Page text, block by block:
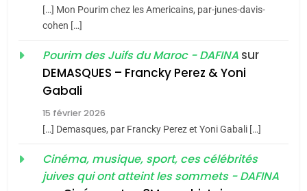
«Tu dis génocide, je dis
guerre»: La nouvelle
Tout sur la Nostalgie
SOUVENIRS
[…] Mon Pourim chez les Americains, par-junes-davis-
cohen […]
Pourim des Juifs du Maroc - DAFINA sur
DEMASQUES – Francky Perez & Yoni
Gabali
15 février 2026
[…] Demasques, par Francky Perez et Yoni Gabali […]
Cinéma, musique, sport, ces célébrités
juives qui ont atteint les sommets - DAFINA
2025, l’année la plus
d’ADL contre
l’antisémitisme
FRANCE ISRAÉL
POURQUOI JE REVENDIQUE
Zrihen-Dvir